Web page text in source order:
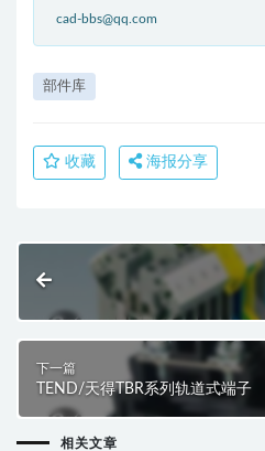
cad-bbs@qq.com
部件库
收藏 海报分享
下一篇
TEND/天得TBR系列轨道式端子
相关文章